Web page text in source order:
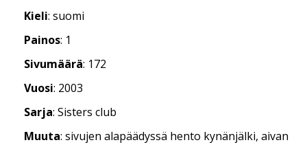
Kieli: suomi
Painos: 1
Sivumäärä: 172
Vuosi: 2003
Sarja: Sisters club
Muuta: sivujen alapäädyssä hento kynänjälki, aivan